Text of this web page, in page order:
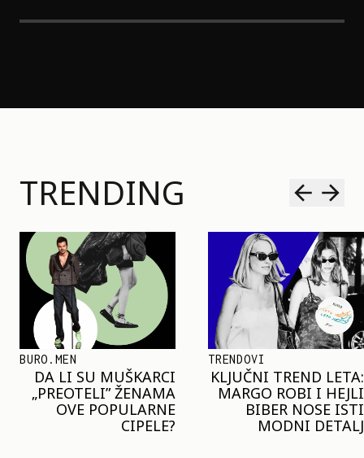
TRENDING
TRENDOVI
KLJUČNI TREND LETA:
MARGO ROBI I HEJLI
BIBER NOSE ISTI
MODNI DETALJ
SHOPPING
JOŠ JE RANO ZA JAKNE
– ALI U RESERVED JE
STIGAO MODEL KOJI
ĆE BITI VELIKI TREND